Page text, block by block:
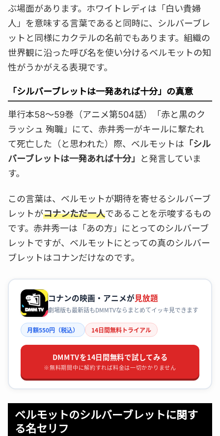
ぶ場面があります。ホワイトレディは「白い貴婦
人」を意味する言葉であると同時に、シルバーブレ
ットと同様にカクテルの名前でもあります。組織の
世界観に沿った呼び名を使い分けるベルモットの知
性がうかがえる表現です。
「シルバーブレットは一発あれば十分」の真意
単行本58〜59巻（アニメ第504話）「赤と黒のク
ラッシュ 殉職」にて、赤井秀一がキールに撃たれ
て死亡した（と思われた）際、ベルモットは 「シル
バーブレットは一発あれば十分」
と発言していま
す。
この言葉は、ベルモットが期待を寄せるシルバーブ
レットがコナンただ一人であることを示唆するもの
です。赤井秀一は「あの方」にとってのシルバーブ
レットですが、ベルモットにとっての真のシルバー
ブレットはコナンだけなのです。
コナンの映画・アニメが見放題
劇場版も最新話もDMMTVならまとめてイッキ見できます
月額550円（税込） 14日間無料トライアル
DMMTVを14日間無料で試してみる
※無料期間中に解約すれば料金は一切かかりません
ベルモットのシルバーブレットに関す
る名セリフ